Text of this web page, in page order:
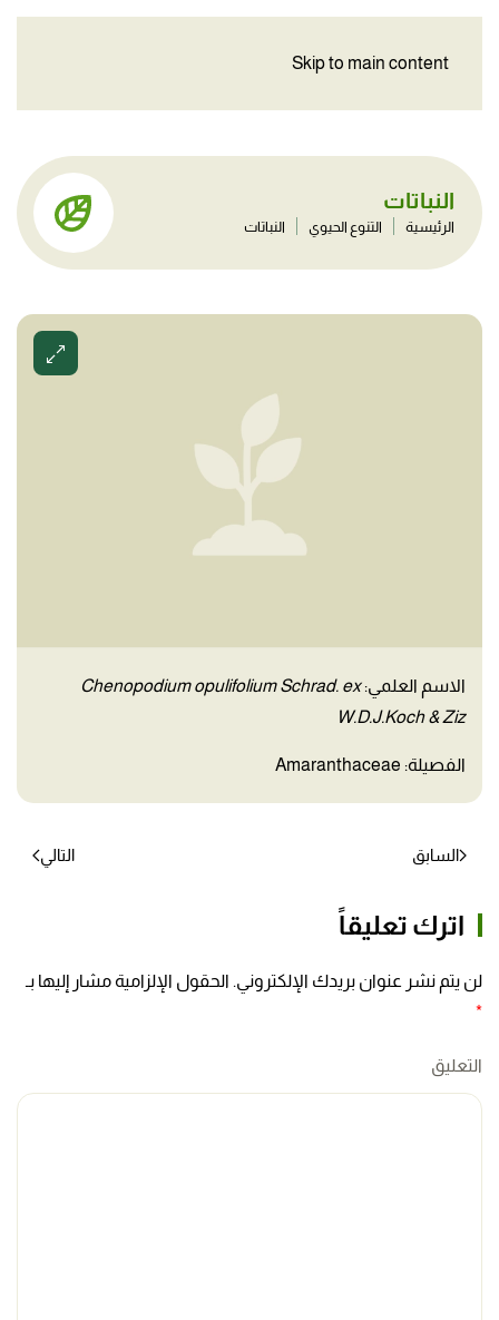
Skip to main content
النباتات
الرئيسية التنوع الحيوي النباتات
الاسم العلمي:Chenopodium opulifolium Schrad. ex
W.D.J.Koch & Ziz
الفصيلة: Amaranthaceae
السابق التالي
اترك تعليقاً
لن يتم نشر عنوان بريدك الإلكتروني. الحقول الإلزامية مشار إليها بـ
*
التعليق